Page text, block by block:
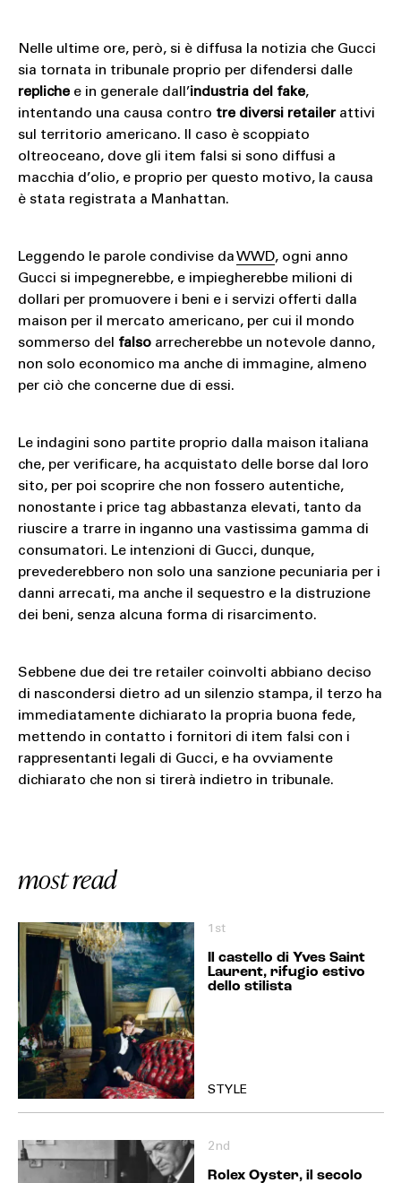
Nelle ultime ore, però, si è diffusa la notizia che Gucci
sia tornata in tribunale proprio per difendersi dalle
replichee in generale dall’industria del fake,
intentando una causa contro tre diversi retailerattivi
sul territorio americano. Il caso è scoppiato
oltreoceano, dove gli item falsi si sono diffusi a
macchia d’olio, e proprio per questo motivo, la causa
è stata registrata a Manhattan.
Leggendo le parole condivise daWWD, ogni anno
Gucci si impegnerebbe, e impiegherebbe milioni di
dollari per promuovere i beni e i servizi offerti dalla
maison per il mercato americano, per cui il mondo
sommerso del falsoarrecherebbe un notevole danno,
non solo economico ma anche di immagine, almeno
per ciò che concerne due di essi.
Le indagini sono partite proprio dalla maison italiana
che, per verificare, ha acquistato delle borse dal loro
sito, per poi scoprire che non fossero autentiche,
nonostante i price tag abbastanza elevati, tanto da
riuscire a trarre in inganno una vastissima gamma di
consumatori. Le intenzioni di Gucci, dunque,
prevederebbero non solo una sanzione pecuniaria per i
danni arrecati, ma anche il sequestro e la distruzione
dei beni, senza alcuna forma di risarcimento.
Sebbene due dei tre retailer coinvolti abbiano deciso
di nascondersi dietro ad un silenzio stampa, il terzo ha
immediatamente dichiarato la propria buona fede,
mettendo in contatto i fornitori di item falsi con i
rappresentanti legali di Gucci, e ha ovviamente
dichiarato che non si tirerà indietro in tribunale.
most read
1st
Il castello di Yves Saint
Laurent, rifugio estivo
dello stilista
STYLE
2nd
Rolex Oyster, il secolo